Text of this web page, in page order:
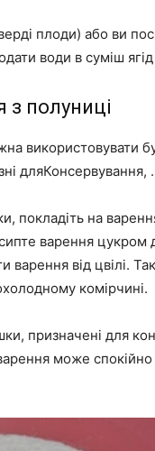
плоди) або ви
води в суміш
полуниці
використовувати
дляКонсервування, .
покладіть на
варення цукром
від цвілі.
комірчині.
призначені для
може спокійно